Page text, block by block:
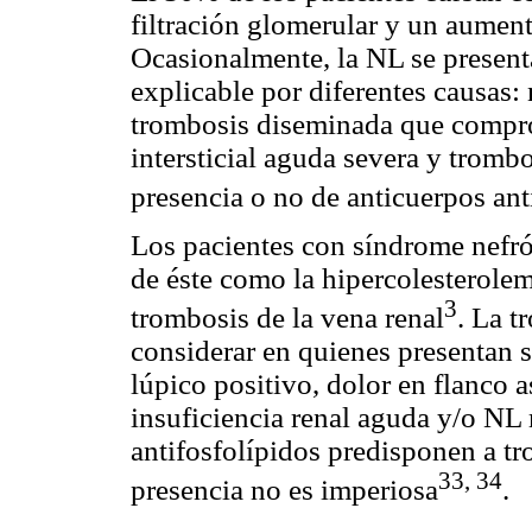
filtración glomerular y un
Ocasionalmente, la NL se
explicable por diferentes
trombosis diseminada que
intersticial aguda severa y
presencia o no de anticuerpos
Los pacientes con síndrome
de éste como la
trombosis de la vena renal3. La
considerar en quienes
lúpico positivo, dolor en flanco
insuficiencia renal aguda y/o NL
antifosfolípidos predisponen a
presencia no es imperiosa33, 34.